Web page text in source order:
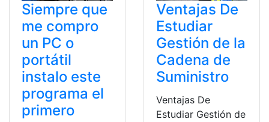
Siempre que
me compro
un PC o
portátil
instalo este
programa el
primero
Ventajas De
Estudiar
Gestión de la
Cadena de
Suministro
Ventajas De
Estudiar Gestión de